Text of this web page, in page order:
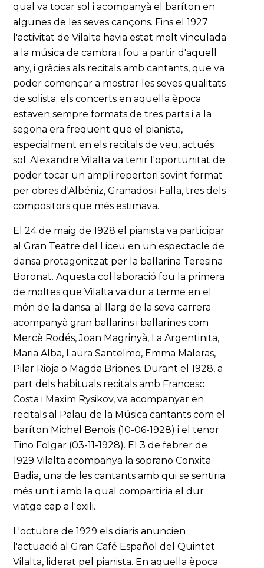
qual va tocar sol i acompanyà el baríton en
algunes de les seves cançons. Fins el 1927
l'activitat de Vilalta havia estat molt vinculada
a la música de cambra i fou a partir d'aquell
any, i gràcies als recitals amb cantants, que va
poder començar a mostrar les seves qualitats
de solista; els concerts en aquella època
estaven sempre formats de tres parts i a la
segona era freqüent que el pianista,
especialment en els recitals de veu, actués
sol. Alexandre Vilalta va tenir l'oportunitat de
poder tocar un ampli repertori sovint format
per obres d'Albéniz, Granados i Falla, tres dels
compositors que més estimava.
El 24 de maig de 1928 el pianista va participar
al Gran Teatre del Liceu en un espectacle de
dansa protagonitzat per la ballarina Teresina
Boronat. Aquesta col·laboració fou la primera
de moltes que Vilalta va dur a terme en el
món de la dansa; al llarg de la seva carrera
acompanyà gran ballarins i ballarines com
Mercè Rodés, Joan Magrinyà, La Argentinita,
Maria Alba, Laura Santelmo, Emma Maleras,
Pilar Rioja o Magda Briones. Durant el 1928, a
part dels habituals recitals amb Francesc
Costa i Maxim Rysikov, va acompanyar en
recitals al Palau de la Música cantants com el
baríton Michel Benois (10-06-1928) i el tenor
Tino Folgar (03-11-1928). El 3 de febrer de
1929 Vilalta acompanya la soprano Conxita
Badia, una de les cantants amb qui se sentiria
més unit i amb la qual compartiria el dur
viatge cap a l'exili.
L'octubre de 1929 els diaris anuncien
l'actuació al Gran Café Español del Quintet
Vilalta, liderat pel pianista. En aquella època